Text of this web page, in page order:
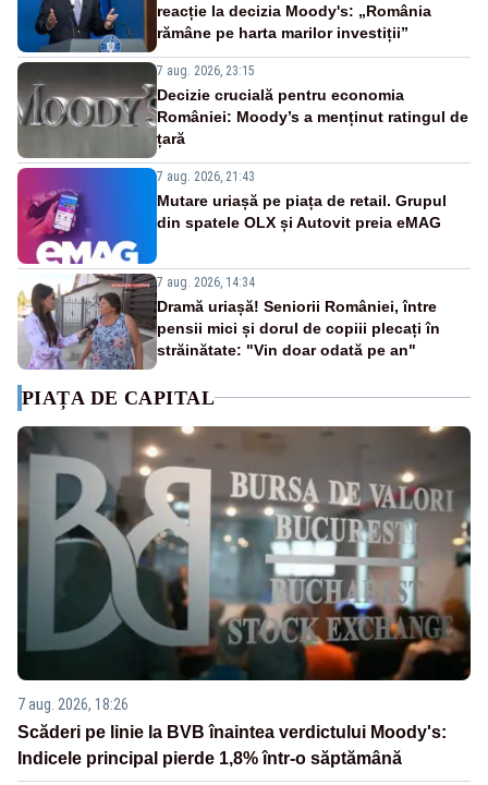
reacție la decizia Moody's: „România
rămâne pe harta marilor investiții”
7 aug. 2026, 23:15
Decizie crucială pentru economia
României: Moody’s a menținut ratingul de
țară
7 aug. 2026, 21:43
Mutare uriașă pe piața de retail. Grupul
din spatele OLX și Autovit preia eMAG
7 aug. 2026, 14:34
Dramă uriașă! Seniorii României, între
pensii mici și dorul de copiii plecați în
străinătate: "Vin doar odată pe an"
PIAȚA DE CAPITAL
7 aug. 2026, 18:26
Scăderi pe linie la BVB înaintea verdictului Moody's:
Indicele principal pierde 1,8% într-o săptămână